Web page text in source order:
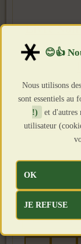
Livre
Qui
Droits
D'abord il
◄◄
Nous utilisons
sont essentiels au
!)
et d'autres
utilisateur
OK
JE REFUSE